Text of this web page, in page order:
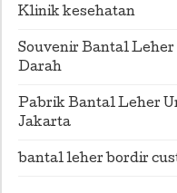
Klinik kesehatan
Souvenir Bantal
Darah
Pabrik Bantal Leher
Jakarta
bantal leher bordir